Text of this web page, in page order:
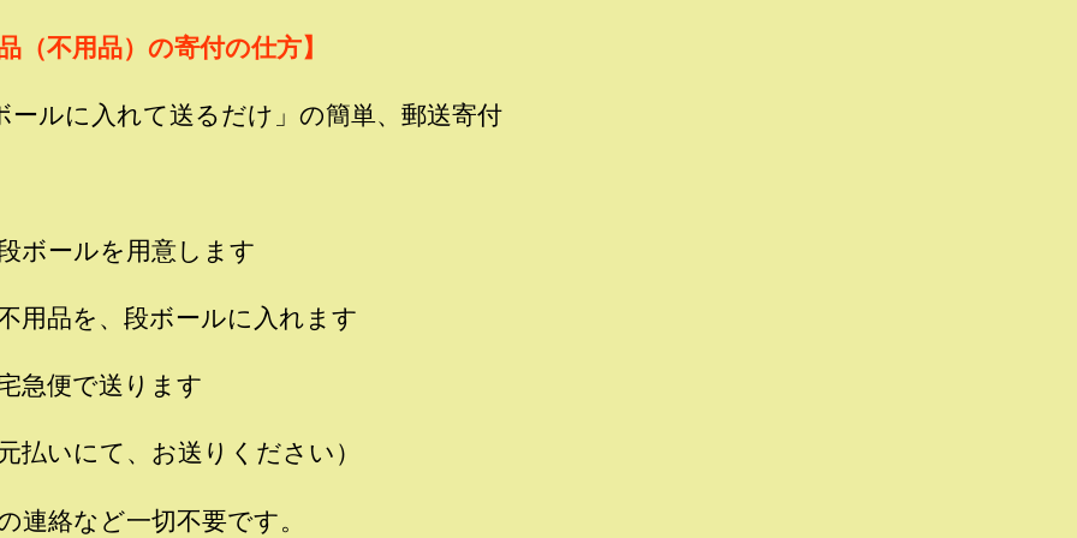
（不用品）の寄付の仕方】
ールに入れて送るだけ」の簡単、郵送寄付
ールを用意します
品を、段ボールに入れます
便で送ります
払いにて、お送りください）
連絡など一切不要です。